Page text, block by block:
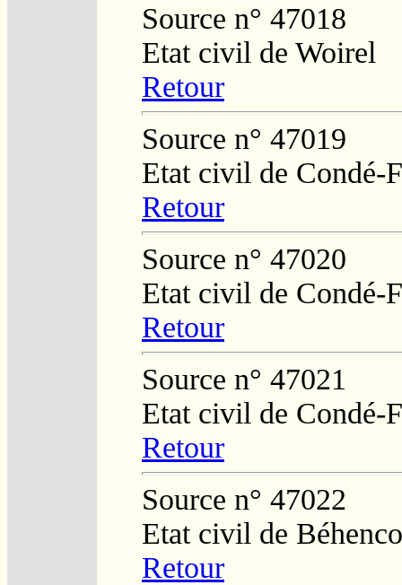
Source n° 47018
Etat civil de Woirel
Retour
Source n° 47019
Etat civil de Condé-
Retour
Source n° 47020
Etat civil de Condé-
Retour
Source n° 47021
Etat civil de Condé-
Retour
Source n° 47022
Etat civil de
Retour